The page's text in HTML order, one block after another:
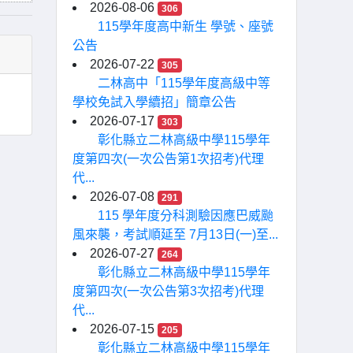
2026-08-06
306
115學年度高中新生 學號、座號
公告
2026-07-22
305
二林高中「115學年度高級中等
學校免試入學續招」簡章公告
2026-07-17
303
彰化縣立二林高級中學115學年
度第四次(一次公告第1次招考)代理
代...
2026-07-08
291
115 學年度分科測驗因應巴威颱
風來襲，考試順延至 7月13日(一)至...
2026-07-27
264
彰化縣立二林高級中學115學年
度第四次(一次公告第3次招考)代理
代...
2026-07-15
205
彰化縣立二林高級中學115學年